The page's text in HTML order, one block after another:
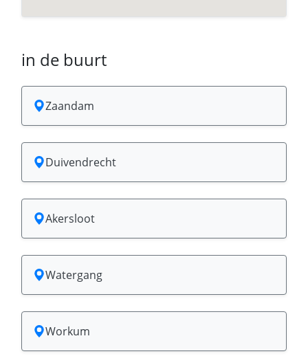
in de buurt
Zaandam
Duivendrecht
Akersloot
Watergang
Workum